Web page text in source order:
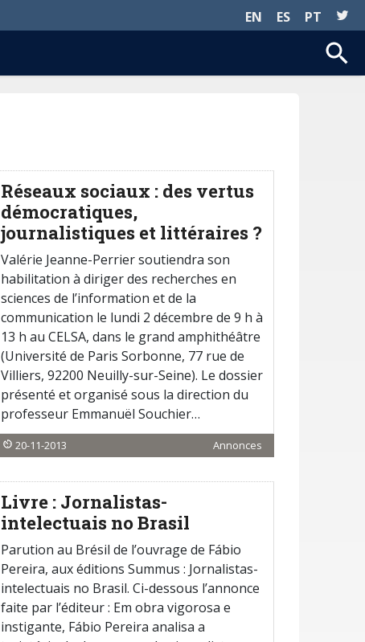
EN ES PT
Réseaux sociaux : des vertus
démocratiques,
journalistiques et littéraires ?
Valérie Jeanne-Perrier soutiendra son
habilitation à diriger des recherches en
sciences de l’information et de la
communication le lundi 2 décembre de 9 h à
13 h au CELSA, dans le grand amphithéâtre
(Université de Paris Sorbonne, 77 rue de
Villiers, 92200 Neuilly-sur-Seine). Le dossier
présenté et organisé sous la direction du
professeur Emmanuël Souchier…
20-11-2013 Annonces
Livre : Jornalistas-
intelectuais no Brasil
Parution au Brésil de l’ouvrage de Fábio
Pereira, aux éditions Summus : Jornalistas-
intelectuais no Brasil. Ci-dessous l’annonce
faite par l’éditeur : Em obra vigorosa e
instigante, Fábio Pereira analisa a